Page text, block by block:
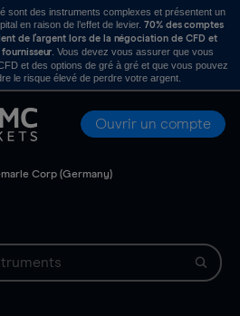
sont des instruments complexes et présentent un
en raison de l’effet de levier. 70% des comptes
de l’argent lors de la négociation de CFD et
. Vous devez vous assurer que vous
et des options de gré à gré et que vous pouvez
le risque élevé de perdre votre argent.
Ouvrir un compte
Corp (Germany)